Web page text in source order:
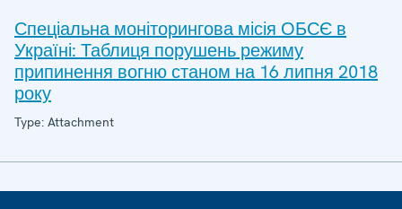
Спеціальна моніторингова місія ОБСЄ в
Україні: Таблиця порушень режиму
припинення вогню станом на 16 липня 2018
року
Type: Attachment